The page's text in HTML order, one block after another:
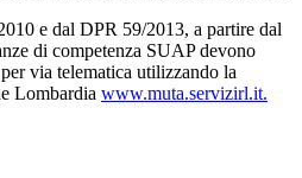
e dal DPR 59/2013, a partire dal
di competenza SUAP devono
via telematica utilizzando la
Lombardia www.muta.servizirl.it.